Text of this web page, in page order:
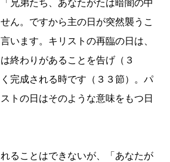
兄弟たち、あなたがたは暗闇の中
ん。ですから主の日が突然襲うこ
います。キリストの再臨の日は、
終わりがあることを告げ（３
完成される時です（３３節）。パ
トの日はそのような意味をもつ日
ることはできないが、「あなたが